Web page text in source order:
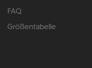
FAQ
Größentabelle